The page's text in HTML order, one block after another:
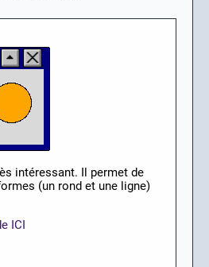
intéressant. Il permet de
(un rond et une ligne)
ICI